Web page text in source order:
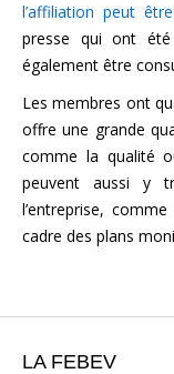
l’affiliation peut
presse qui ont été
également être
Les membres ont
offre une grande
comme la qualité
peuvent aussi y
l’entreprise,
cadre des plans
LA FEBEV